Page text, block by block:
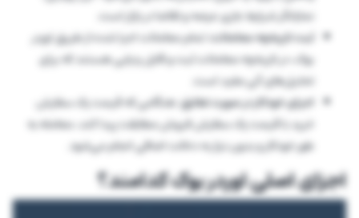
نمایانگر شرایط جاری عرضه و تقاضا در بازار است.
ثبت تاریخچه معاملات: تمام معاملات اجرا شده از طریق اوردر
بوک، در تاریخچه معاملات ثبت و قابل ردیابی هستند که برای
تحلیل‌های آتی مفید است.
اجرای خودکار در صورت تطابق:هنگامی که قیمت یک سفارش
خرید با قیمت یک سفارش فروش مطابقت پیدا کند، معامله به
طور خودکار و بدون نیاز به دخالت اضافی انجام می‌شود.
اجزای اصلی اوردر بوک کدامند؟